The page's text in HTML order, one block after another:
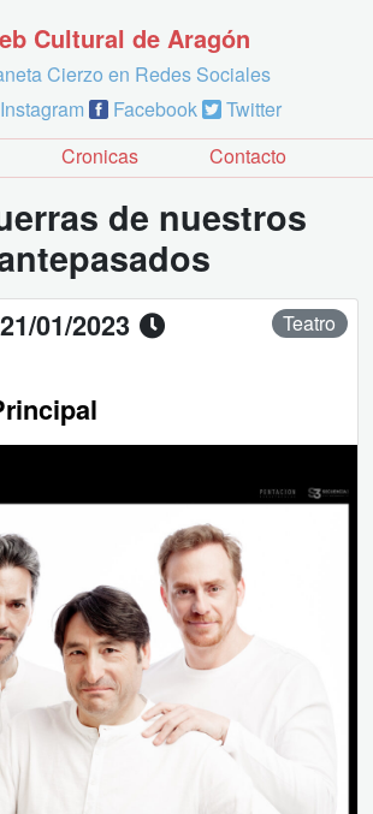
Cultural de Aragón
Cierzo en Redes Sociales
Instagram
Facebook
Twitter
Cronicas Contacto
de nuestros
01/2023
Teatro